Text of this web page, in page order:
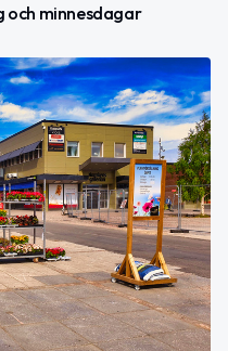
och minnesdagar